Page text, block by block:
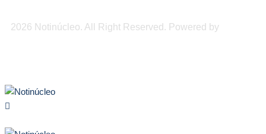
2026 Notinúcleo. All Right Reserved. Powered by